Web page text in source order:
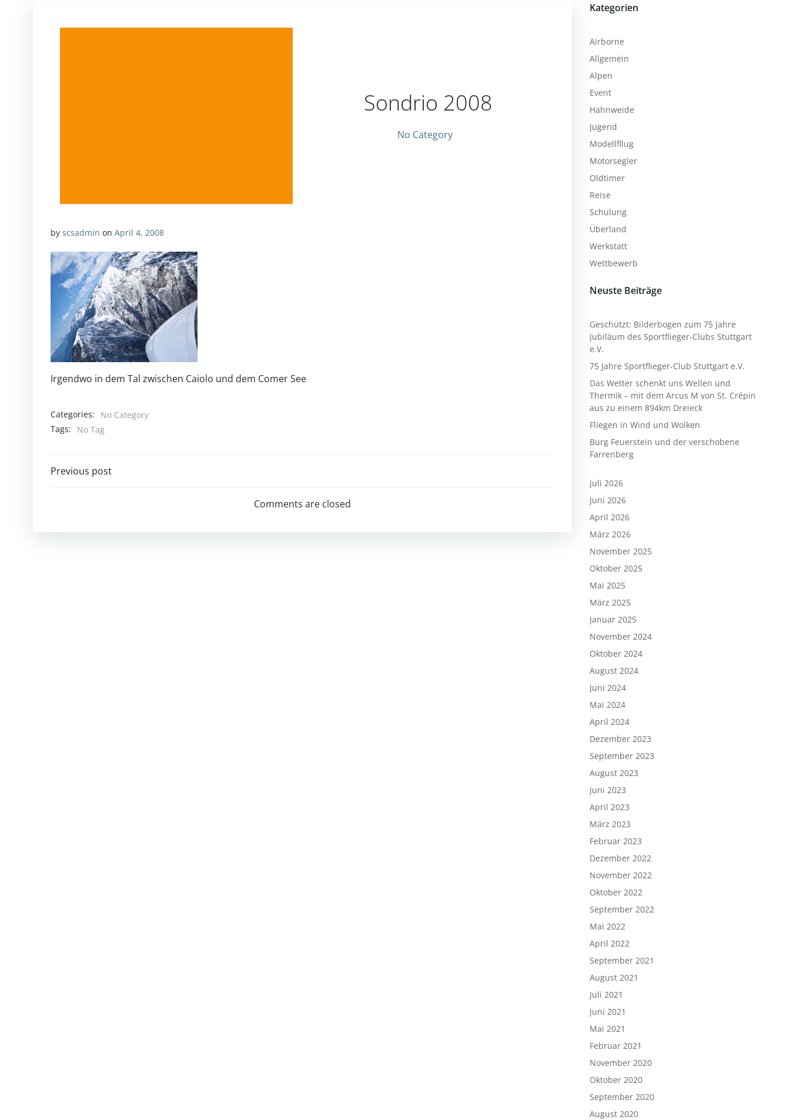
Sondrio 2008
No Category
by scsadmin on April 4, 2008
Irgendwo in dem Tal zwischen Caiolo und dem Comer See
Categories:
No Category
Tags:
No Tag
Post
Previous post
Comments are closed
Kategorien
Airborne
Allgemein
Alpen
Event
Hahnweide
Jugend
Modellfllug
Motorsegler
Oldtimer
Reise
Schulung
Überland
Werkstatt
Wettbewerb
Neuste Beiträge
Geschützt: Bilderbogen zum 75 Jahre
Jubiläum des Sportflieger-Clubs Stuttgart
e.V.
75 Jahre Sportflieger-Club Stuttgart e.V.
Das Wetter schenkt uns Wellen und
Thermik – mit dem Arcus M von St. Crépin
aus zu einem 894km Dreieck
Fliegen in Wind und Wolken
Burg Feuerstein und der verschobene
Farrenberg
Juli 2026
Juni 2026
April 2026
März 2026
November 2025
Oktober 2025
Mai 2025
März 2025
Januar 2025
November 2024
Oktober 2024
August 2024
Juni 2024
Mai 2024
April 2024
Dezember 2023
September 2023
August 2023
Juni 2023
April 2023
März 2023
Februar 2023
Dezember 2022
November 2022
Oktober 2022
September 2022
Mai 2022
April 2022
September 2021
August 2021
Juli 2021
Juni 2021
Mai 2021
Februar 2021
November 2020
Oktober 2020
September 2020
August 2020